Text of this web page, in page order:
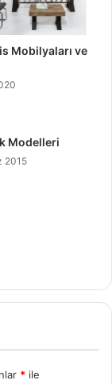
Mobilyaları ve
Modelleri
2015
* ile